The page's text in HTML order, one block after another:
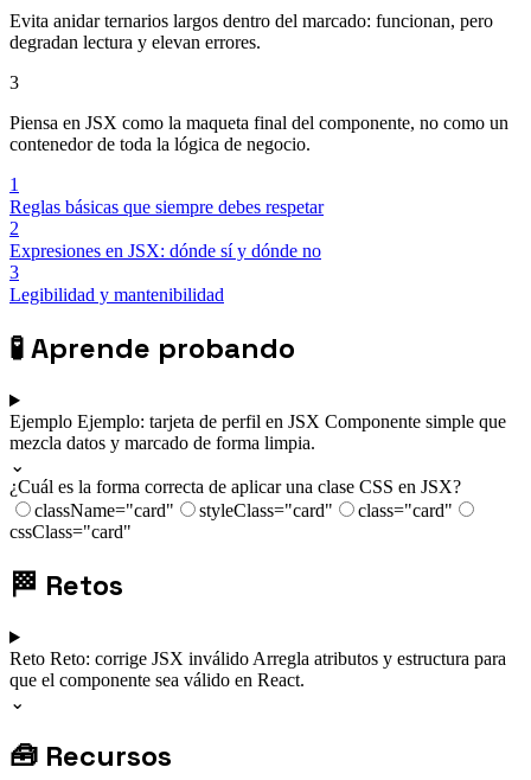
Evita anidar ternarios largos dentro del marcado: funcionan, pero
degradan lectura y elevan errores.
3
Piensa en JSX como la maqueta final del componente, no como un
contenedor de toda la lógica de negocio.
1
Reglas básicas que siempre debes respetar
2
Expresiones en JSX: dónde sí y dónde no
3
Legibilidad y mantenibilidad
🧪Aprende probando
Ejemplo Ejemplo: tarjeta de perfil en JSX Componente simple que
mezcla datos y marcado de forma limpia.
⌄
¿Cuál es la forma correcta de aplicar una clase CSS en JSX?
className="card"
styleClass="card"
class="card"
cssClass="card"
🏁 Retos
Reto Reto: corrige JSX inválido Arregla atributos y estructura para
que el componente sea válido en React.
⌄
🧰 Recursos